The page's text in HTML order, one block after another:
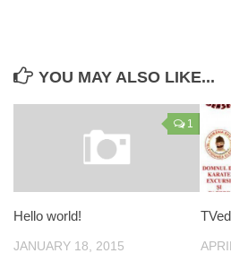
Public speaking
A.D.K.JR ACTIVITĂȚI
A.D.K.JR CULTURAL
A.D.K.JR ARTE
YOU MAY ALSO LIKE...
1
Hello world!
JANUARY 18, 2015